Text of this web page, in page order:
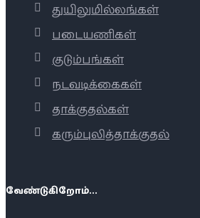
துயிலுமில்லங்கள்
படையணிகள்
குடும்பங்கள்
நடவடிக்கைகள்
தாக்குதல்கள்
கரும்புலித்தாக்குதல்
வேண்டுகிறோம்...